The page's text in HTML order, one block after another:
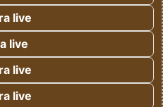
live
live
live
live